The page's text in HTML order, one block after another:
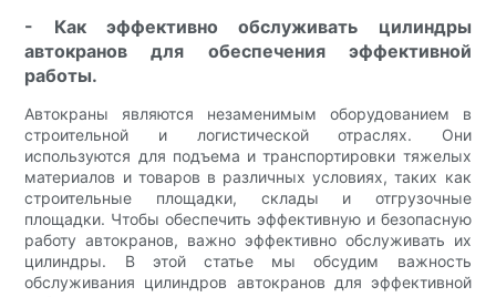
- Как эффективно обслуживать цилиндры
автокранов для обеспечения эффективной
работы.
Автокраны являются незаменимым оборудованием в
строительной и логистической отраслях. Они
используются для подъема и транспортировки тяжелых
материалов и товаров в различных условиях, таких как
строительные площадки, склады и отгрузочные
площадки. Чтобы обеспечить эффективную и безопасную
работу автокранов, важно эффективно обслуживать их
цилиндры. В этой статье мы обсудим важность
обслуживания цилиндров автокранов для эффективной